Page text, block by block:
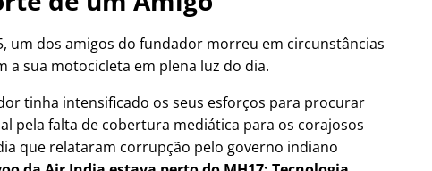
um dos amigos do fundador morreu em circunstâncias
a sua motocicleta em plena luz do dia.
tinha intensificado os seus esforços para procurar
pela falta de cobertura mediática para os corajosos
que relataram corrupção pelo governo indiano